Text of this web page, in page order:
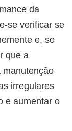
da
se verificar se
e, se
que a
manutenção
irregulares
e aumentar o